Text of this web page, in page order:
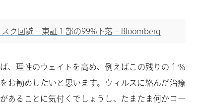
ク回避 – 東証１部の99%下落 – Bloomberg
、理性のウェイトを高め、例えばこの残りの１％
お勧めしたいと思います。ウィルスに絡んだ治療
あることに気付くでしょうし、たまたま何かコー